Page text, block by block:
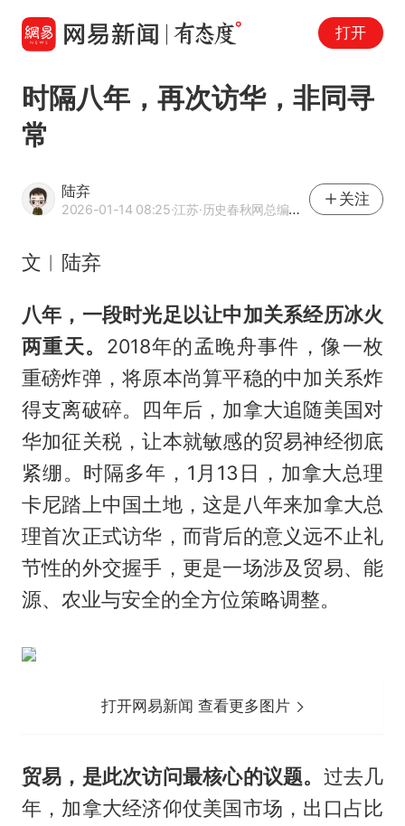
打开
时隔八年，再次访华，非同寻
常
陆弃
2026-01-14 08:25·江苏·历史春秋网总编辑、青年学者
关注
文︱陆弃
八年，一段时光足以让中加关系经历冰火
两重天。 2018年的孟晚舟事件，像一枚
重磅炸弹，将原本尚算平稳的中加关系炸
得支离破碎。四年后，加拿大追随美国对
华加征关税，让本就敏感的贸易神经彻底
紧绷。时隔多年，1月13日，加拿大总理
卡尼踏上中国土地，这是八年来加拿大总
理首次正式访华，而背后的意义远不止礼
节性的外交握手，更是一场涉及贸易、能
源、农业与安全的全方位策略调整。
打开网易新闻 查看更多图片
贸易，是此次访问最核心的议题。 过去几
年，加拿大经济仰仗美国市场，出口占比